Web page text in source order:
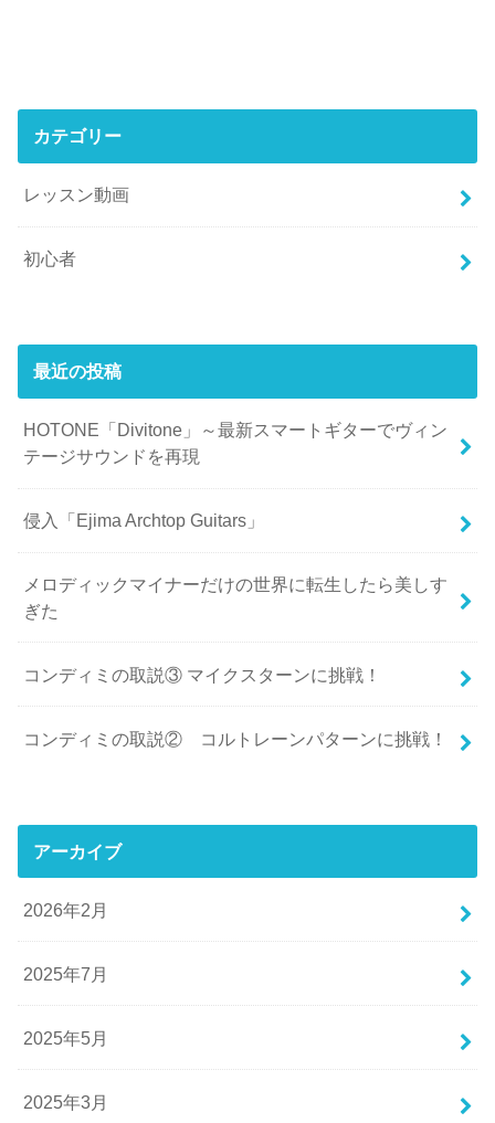
カテゴリー
レッスン動画
初心者
最近の投稿
HOTONE「Divitone」～最新スマートギターでヴィン
テージサウンドを再現
侵入「Ejima Archtop Guitars」
メロディックマイナーだけの世界に転生したら美しす
ぎた
コンディミの取説③ マイクスターンに挑戦！
コンディミの取説② コルトレーンパターンに挑戦！
アーカイブ
2026年2月
2025年7月
2025年5月
2025年3月